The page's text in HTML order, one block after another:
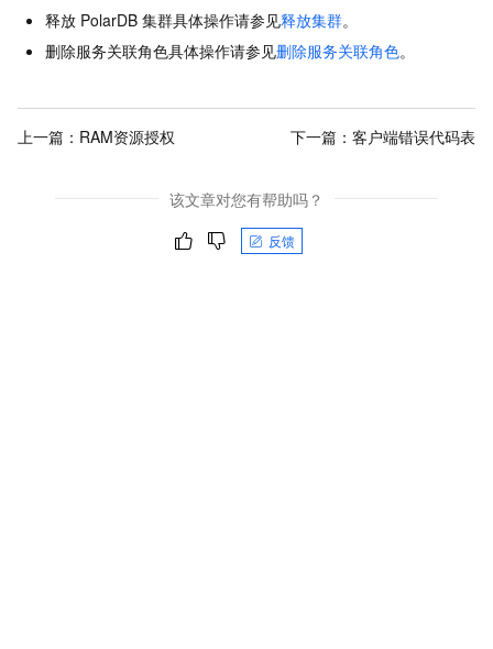
释放 PolarDB 集群具体操作请参见释放集群。
删除服务关联角色具体操作请参见删除服务关联角色。
上一篇： RAM资源授权 下一篇： 客户端错误代码表
该文章对您有帮助吗？
反馈